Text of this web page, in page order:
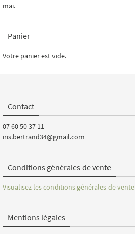
mai.
Panier
Votre panier est vide.
Contact
07 60 50 37 11
iris.bertrand34@gmail.com
Conditions générales de vente
Visualisez les conditions générales de vente
Mentions légales